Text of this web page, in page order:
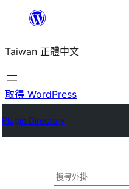
主
要
內
Taiwan 正體中文
取得 WordPress
Plugin Directory
搜